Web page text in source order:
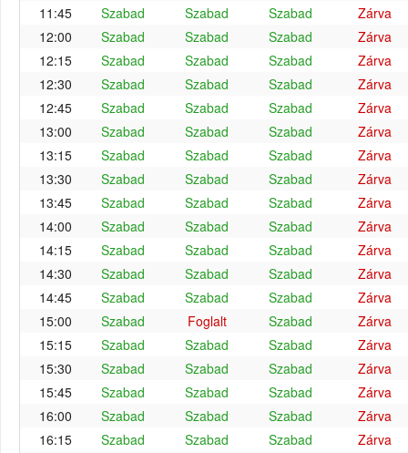
11:45
Szabad Szabad Szabad
Zárva
12:00
Szabad Szabad Szabad
Zárva
12:15
Szabad Szabad Szabad
Zárva
12:30
Szabad Szabad Szabad
Zárva
12:45
Szabad Szabad Szabad
Zárva
13:00
Szabad Szabad Szabad
Zárva
13:15
Szabad Szabad Szabad
Zárva
13:30
Szabad Szabad Szabad
Zárva
13:45
Szabad Szabad Szabad
Zárva
14:00
Szabad Szabad Szabad
Zárva
14:15
Szabad Szabad Szabad
Zárva
14:30
Szabad Szabad Szabad
Zárva
14:45
Szabad Szabad Szabad
Zárva
15:00
Szabad Foglalt Szabad
Zárva
15:15
Szabad Szabad Szabad
Zárva
15:30
Szabad Szabad Szabad
Zárva
15:45
Szabad Szabad Szabad
Zárva
16:00
Szabad Szabad Szabad
Zárva
16:15
Szabad Szabad Szabad Zárva